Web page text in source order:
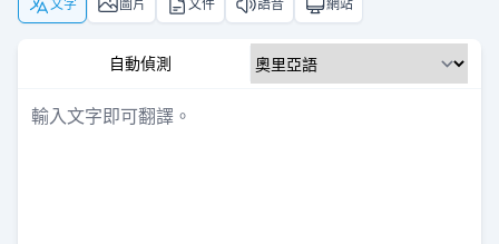
文字 圖片 文件 語音 網站
自動偵測